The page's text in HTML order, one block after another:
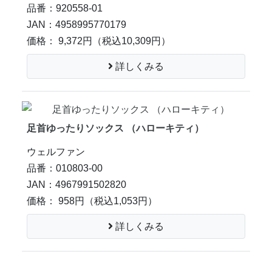
品番：920558-01
JAN：4958995770179
価格： 9,372円
（税込10,309円）
詳しくみる
足首ゆったりソックス （ハローキティ）
ウェルファン
品番：010803-00
JAN：4967991502820
価格： 958円
（税込1,053円）
詳しくみる